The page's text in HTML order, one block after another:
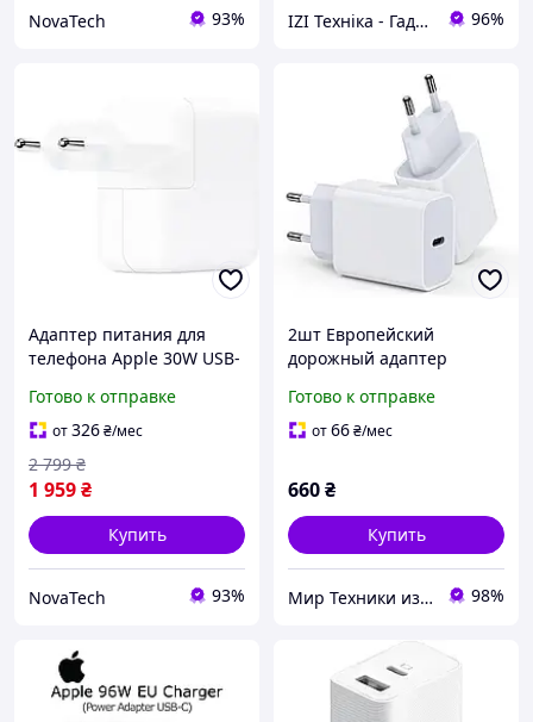
NovaTech 93% IZI Техніка - Гаджети та аксесуари 96%
Адаптер питания для
телефона Apple 30W USB-
A2164 White (MW2G3)
Готово к отправке
от326₴/мес
1 959₴
2 799 ₴
Купить
NovaTech 93%
2шт Европейский
дорожный адаптер
мощностью 20 Вт + 2
кабеля, Amazon,
Готово к отправке
от66₴/мес
660₴
Купить
Мир Техники из Европы 98%